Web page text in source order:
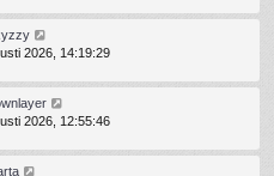
2026, 14:19:29
2026, 12:55:46